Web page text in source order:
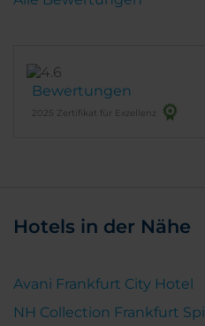
Bewertungen
2025 Zertifikat für Exzellenz
Hotels in der Nähe
Avani Frankfurt City Hotel
NH Collection Frankfurt